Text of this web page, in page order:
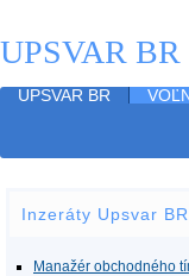
UPSVAR BR
UPSVAR BR
Inzeráty Upsvar BR
Manažér obchodného